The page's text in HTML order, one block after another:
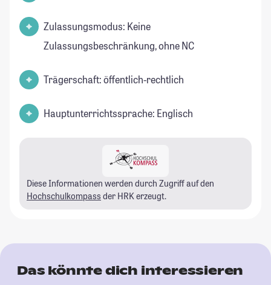
Zulassungsmodus: Keine
Zulassungsbeschränkung, ohne NC
Trägerschaft: öffentlich-rechtlich
Hauptunterrichtssprache: Englisch
Diese Informationen werden durch Zugriff auf den
Hochschulkompass der HRK erzeugt.
Das könnte dich interessieren